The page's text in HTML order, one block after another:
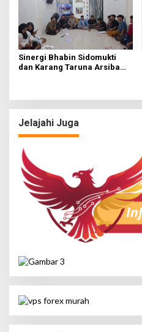
Sinergi Bhabin Sidomukti
dan Karang Taruna Arsiba
Jelajahi Juga